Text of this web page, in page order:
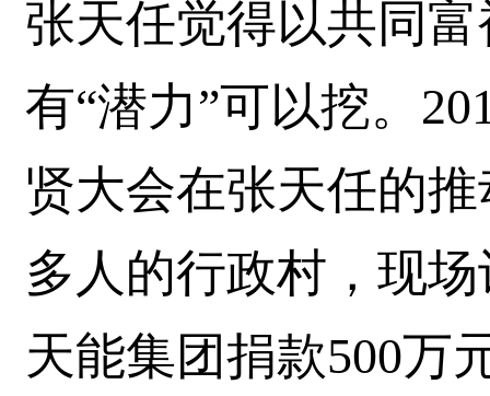
张天任觉得以共同
有“潜力”可以挖。
贤大会在张天任的
多人的行政村，现
天能集团捐款500万